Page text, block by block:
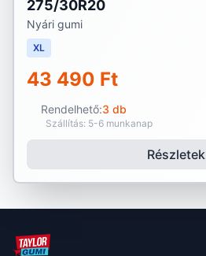
275/30R20
Nyári gumi
XL
43 490 Ft
Rendelhető:3 db
Szállítás: 5-6 munkanap
Részletek